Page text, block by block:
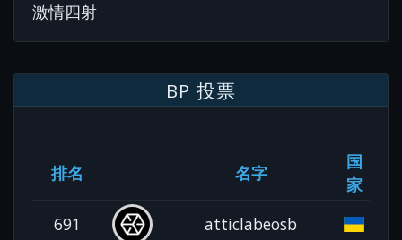
激情四射
BP 投票
排名 名字
国
家
691
atticlabeosb